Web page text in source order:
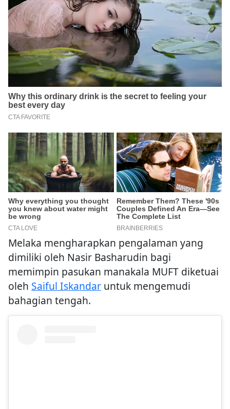
Melaka mengharapkan pengalaman yang
dimiliki oleh Nasir Basharudin bagi
memimpin pasukan manakala MUFT diketuai
oleh Saiful Iskandar untuk mengemudi
bahagian tengah.